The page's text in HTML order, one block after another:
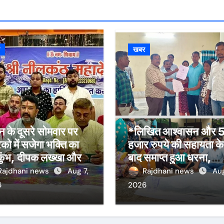
के दूसरे सोमवार पर
में सजेगा भक्ति का
दीपक लख्खा और
सिंह राजपूत की भजन
होगी आकर्षण
news
Aug 7,
खबर
*लिखित आश्वासन और
हजार रुपये की सहायता के
बाद समाप्त हुआ धरना,
बिजली मिस्त्री रवि
की मौत पर मुआवजा व
की मांग*
Rajdhani news
2026